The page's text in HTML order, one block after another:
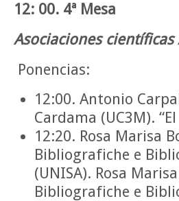
12: 00. 4ª Mesa
Asociaciones
Ponencias:
12:00. Antonio
Cardama (UC3M).
12:20. Rosa Marisa
Bibliografiche e
(UNISA). Rosa
Bibliografiche e